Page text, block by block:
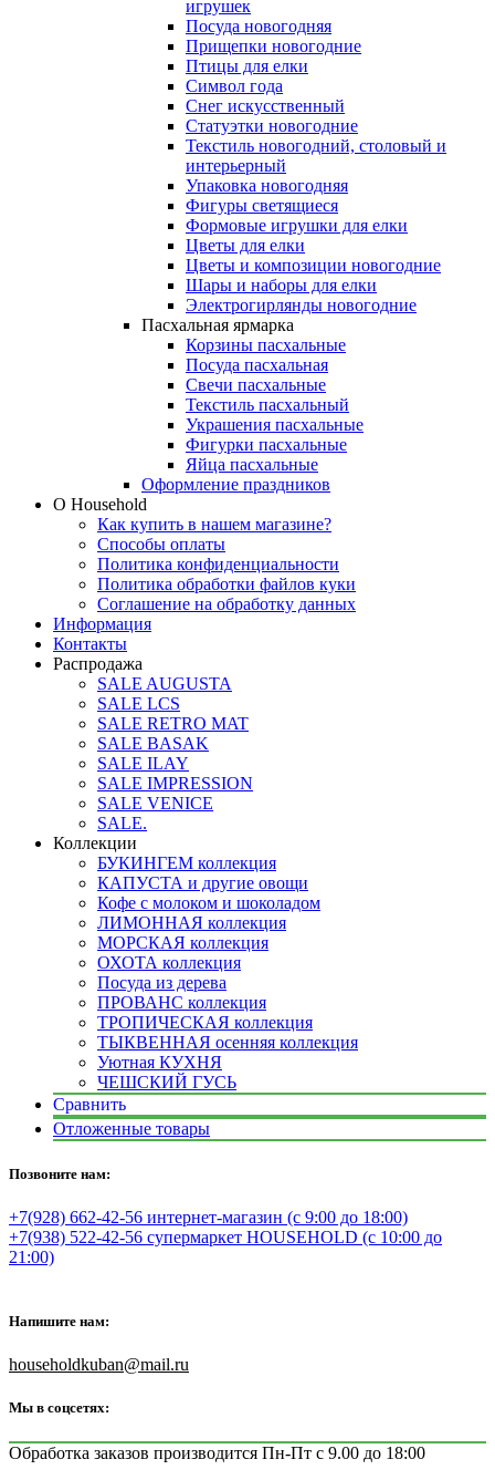
игрушек
Посуда новогодняя
Прищепки новогодние
Птицы для елки
Символ года
Снег искусственный
Статуэтки новогодние
Текстиль новогодний, столовый и
интерьерный
Упаковка новогодняя
Фигуры светящиеся
Формовые игрушки для елки
Цветы для елки
Цветы и композиции новогодние
Шары и наборы для елки
Электрогирлянды новогодние
Пасхальная ярмарка
Корзины пасхальные
Посуда пасхальная
Свечи пасхальные
Текстиль пасхальный
Украшения пасхальные
Фигурки пасхальные
Яйца пасхальные
Оформление праздников
О Household
Как купить в нашем магазине?
Способы оплаты
Политика конфиденциальности
Политика обработки файлов куки
Соглашение на обработку данных
Информация
Контакты
Распродажа
SALE AUGUSTA
SALE LCS
SALE RETRO MAT
SALE BASAK
SALE ILAY
SALE IMPRESSION
SALE VENICE
SALE.
Коллекции
БУКИНГЕМ коллекция
КАПУСТА и другие овощи
Кофе с молоком и шоколадом
ЛИМОННАЯ коллекция
МОРСКАЯ коллекция
ОХОТА коллекция
Посуда из дерева
ПРОВАНС коллекция
ТРОПИЧЕСКАЯ коллекция
ТЫКВЕННАЯ осенняя коллекция
Уютная КУХНЯ
ЧЕШСКИЙ ГУСЬ
Сравнить
Отложенные товары
Позвоните нам:
+7(928) 662-42-56 интернет-магазин (с 9:00 до 18:00)
+7(938) 522-42-56 супермаркет HOUSEHOLD (с 10:00 до
21:00)
Напишите нам:
householdkuban@mail.ru
Мы в соцсетях:
Обработка заказов производится Пн-Пт с 9.00 до 18:00